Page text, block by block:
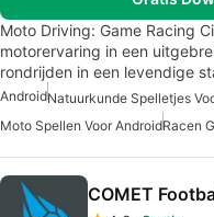
Moto Driving: Game Racing
motorervaring in een
rondrijden in een levendige
AndroidNatuurkunde Spelletjes
Moto Spellen Voor AndroidRacen
COMET